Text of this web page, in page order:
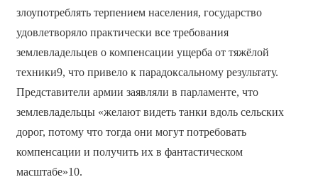
злоупотреблять терпением населения, государство
удовлетворяло практически все требования
землевладельцев о компенсации ущерба от тяжёлой
техники9, что привело к парадоксальному результату.
Представители армии заявляли в парламенте, что
землевладельцы «желают видеть танки вдоль сельских
дорог, потому что тогда они могут потребовать
компенсации и получить их в фантастическом
масштабе»10.